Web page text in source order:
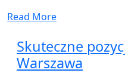
Read More
Skuteczne
Warszawa